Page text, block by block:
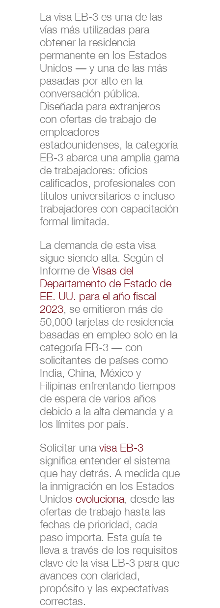
La visa EB-3 es una de las
vías más utilizadas para
obtener la residencia
permanente en los Estados
Unidos — y una de las más
pasadas por alto en la
conversación pública.
Diseñada para extranjeros
con ofertas de trabajo de
empleadores
estadounidenses, la categoría
EB-3 abarca una amplia gama
de trabajadores: oficios
calificados, profesionales con
títulos universitarios e incluso
trabajadores con capacitación
formal limitada.
La demanda de esta visa
sigue siendo alta. Según el
Informe de Visas del
Departamento de Estado de
EE. UU. para el año fiscal
2023, se emitieron más de
50,000 tarjetas de residencia
basadas en empleo solo en la
categoría EB-3 — con
solicitantes de países como
India, China, México y
Filipinas enfrentando tiempos
de espera de varios años
debido a la alta demanda y a
los límites por país.
Solicitar una visa EB-3
significa entender el sistema
que hay detrás. A medida que
la inmigración en los Estados
Unidos evoluciona, desde las
ofertas de trabajo hasta las
fechas de prioridad, cada
paso importa. Esta guía te
lleva a través de los requisitos
clave de la visa EB-3 para que
avances con claridad,
propósito y las expectativas
correctas.